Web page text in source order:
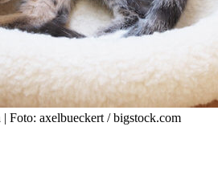
Foto: axelbueckert / bigstock.com